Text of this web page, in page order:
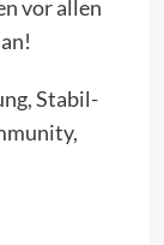
vor allen
Stabil-